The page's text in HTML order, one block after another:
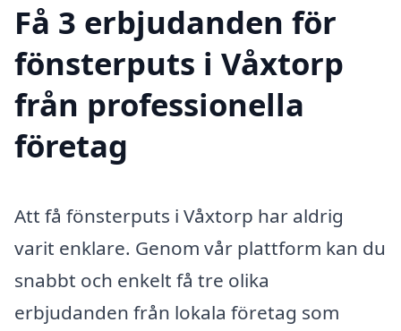
Få 3 erbjudanden för
fönsterputs i Våxtorp
från professionella
företag
Att få fönsterputs i Våxtorp har aldrig
varit enklare. Genom vår plattform kan du
snabbt och enkelt få tre olika
erbjudanden från lokala företag som